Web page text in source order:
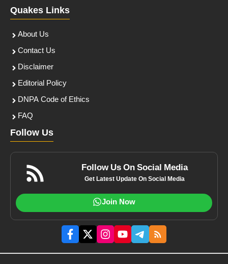
Quakes Links
About Us
Contact Us
Disclaimer
Editorial Policy
DNPA Code of Ethics
FAQ
Follow Us
Follow Us On Social Media
Get Latest Update On Social Media
Join Now